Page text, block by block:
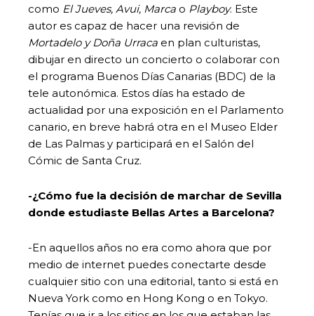
como El Jueves, Avui, Marca o Playboy. Este
autor es capaz de hacer una revisión de
Mortadelo y Doña Urraca en plan culturistas,
dibujar en directo un concierto o colaborar con
el programa Buenos Días Canarias (BDC) de la
tele autonómica. Estos días ha estado de
actualidad por una exposición en el Parlamento
canario, en breve habrá otra en el Museo Elder
de Las Palmas y participará en el Salón del
Cómic de Santa Cruz.
-¿Cómo fue la decisión de marchar de Sevilla
donde estudiaste Bellas Artes a Barcelona?
-En aquellos años no era como ahora que por
medio de internet puedes conectarte desde
cualquier sitio con una editorial, tanto si está en
Nueva York como en Hong Kong o en Tokyo.